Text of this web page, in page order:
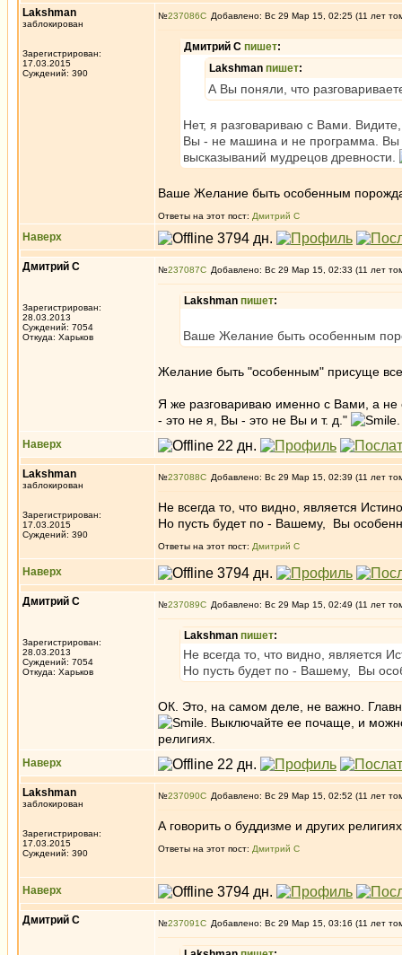
Lakshman
заблокирован
Зарегистрирован:
17.03.2015
Суждений: 390
№237086 Добавлено: Вс 29 Мар 15, 02:25 (11 лет
Дмитрий С пишет:
Lakshman пишет:
А Вы поняли, что
Нет, я разговариваю с Вами.
Вы - не машина и не программа. Вы
высказываний мудрецов древности.
Ваше Желание быть особенным
Ответы на этот пост: Дмитрий С
Наверх
Дмитрий С
Зарегистрирован:
28.03.2013
Суждений: 7054
Откуда: Харьков
№237087 Добавлено: Вс 29 Мар 15, 02:33 (11 лет
Lakshman пишет:
Ваше Желание быть особенным
Желание быть "особенным" присуще
Я же разговариваю именно с Вами, а
- это не я, Вы - это не Вы и т. д."
Наверх
Lakshman
заблокирован
Зарегистрирован:
17.03.2015
Суждений: 390
№237088 Добавлено: Вс 29 Мар 15, 02:39 (11 лет
Не всегда то, что видно, является
Но пусть будет по - Вашему, Вы
Ответы на этот пост: Дмитрий С
Наверх
Дмитрий С
Зарегистрирован:
28.03.2013
Суждений: 7054
Откуда: Харьков
№237089 Добавлено: Вс 29 Мар 15, 02:49 (11 лет
Lakshman пишет:
Не всегда то, что видно, является
Но пусть будет по - Вашему, Вы
ОК. Это, на самом деле, не важно.
. Выключайте ее почаще, и
религиях.
Наверх
Lakshman
заблокирован
Зарегистрирован:
17.03.2015
Суждений: 390
№237090 Добавлено: Вс 29 Мар 15, 02:52 (11 лет
А говорить о буддизме и других
Ответы на этот пост: Дмитрий С
Наверх
Дмитрий С №237091 Добавлено: Вс 29 Мар 15, 03:16 (11 лет